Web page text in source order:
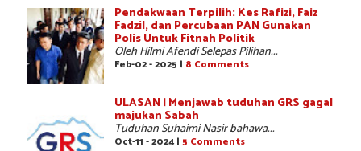
Pendakwaan Terpilih: Kes Rafizi, Faiz
Fadzil, dan Percubaan PAN Gunakan
Polis Untuk Fitnah Politik
Oleh Hilmi Afendi Selepas Pilihan...
Feb-02 - 2025 | 8 Comments
ULASAN | Menjawab tuduhan GRS gagal
majukan Sabah
Tuduhan Suhaimi Nasir bahawa...
Oct-11 - 2024 | 5 Comments